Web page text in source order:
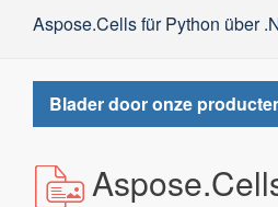
Aspose.Cells für Python über
Blader door onze